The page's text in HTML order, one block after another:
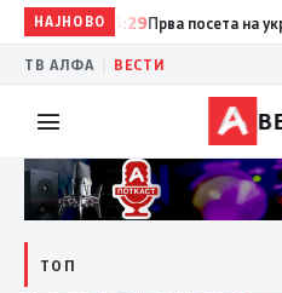
НАЈНОВО
15:29 Прва посета на
ТВ АЛФА ВЕСТИ
ТОП